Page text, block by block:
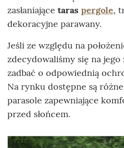
zasłaniające taras pergole,
dekoracyjne parawany.
Jeśli ze względu na
zdecydowaliśmy się na jego
zadbać o odpowiednią
Na rynku dostępne są
parasole zapewniające
przed słońcem.